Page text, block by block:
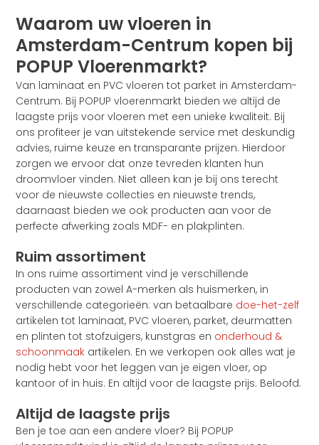
Waarom uw vloeren in
Amsterdam-Centrum kopen bij
POPUP Vloerenmarkt?
Van laminaat en PVC vloeren tot parket in Amsterdam-
Centrum. Bij POPUP vloerenmarkt bieden we altijd de
laagste prijs voor vloeren met een unieke kwaliteit. Bij
ons profiteer je van uitstekende service met deskundig
advies, ruime keuze en transparante prijzen. Hierdoor
zorgen we ervoor dat onze tevreden klanten hun
droomvloer vinden. Niet alleen kan je bij ons terecht
voor de nieuwste collecties en nieuwste trends,
daarnaast bieden we ook producten aan voor de
perfecte afwerking zoals MDF- en plakplinten.
Ruim assortiment
In ons ruime assortiment vind je verschillende
producten van zowel A-merken als huismerken, in
verschillende categorieën: van betaalbare doe-het-zelf
artikelen tot laminaat, PVC vloeren, parket, deurmatten
en plinten tot stofzuigers, kunstgras en onderhoud &
schoonmaak artikelen. En we verkopen ook alles wat je
nodig hebt voor het leggen van je eigen vloer, op
kantoor of in huis. En altijd voor de laagste prijs. Beloofd.
Altijd de laagste prijs
Ben je toe aan een andere vloer? Bij POPUP